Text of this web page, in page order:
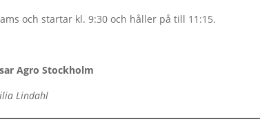
och startar kl. 9:30 och håller på till 11:15.
Agro Stockholm
Lindahl